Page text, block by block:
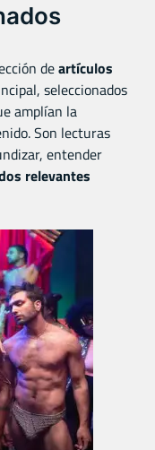
deartículos
seleccionados
amplían la
Son lecturas
entender
relevantes